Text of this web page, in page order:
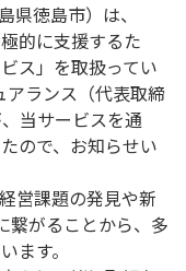
県徳島市）は、
的に支援するた
ス」を取扱ってい
アランス（代表取締
当サービスを通
ので、お知らせい
営課題の発見や新
繋がることから、多
ます。